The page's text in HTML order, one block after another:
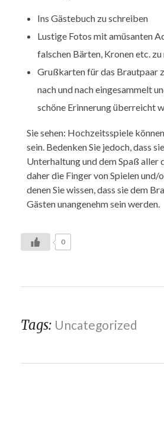
Ins Gästebuch zu schreiben
Lustige Fotos mit amüsanten
falschen Bärten, Kronen etc. zu
Grußkarten für das Brautpaar
nach und nach eingesammelt
schöne Erinnerung überreicht
Sie sehen: Hochzeitsspiele
sein. Bedenken Sie jedoch, dass
Unterhaltung und dem Spaß aller
daher die Finger von Spielen und/
denen Sie wissen, dass sie dem
Gästen unangenehm sein werden.
0
Tags: Uncategorized